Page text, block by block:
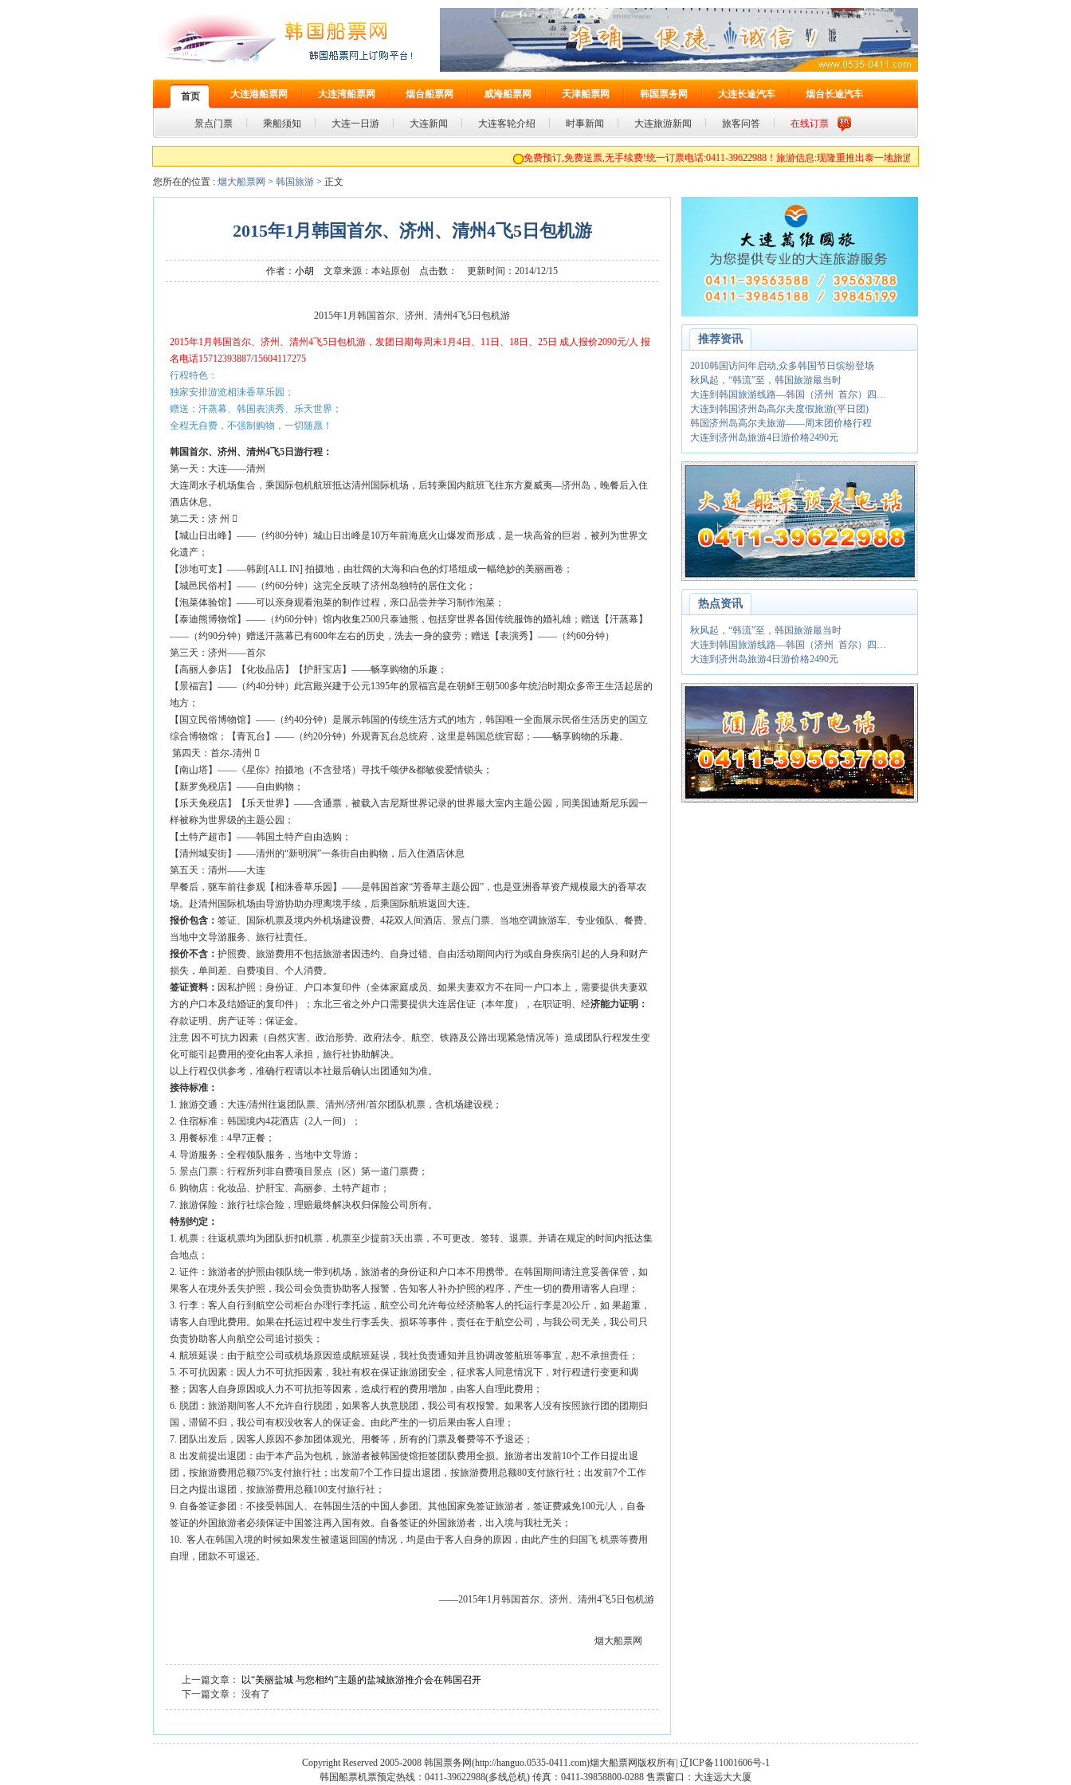
首页 大连港船票网 大连湾船票网 烟台船票网 威海船票网 天津船票网 韩国票务网 大连长途汽车 烟台长途汽车
景点门票 乘船须知 大连一日游 大连新闻 大连客轮介绍 时事新闻 大连旅游新闻 旅客问答 在线订票
免费预订,免费送票,无手续费!统一订票电话:0411-39622988！旅游信息:现隆重推出泰一地旅游包机特价,火爆预定中……报名热线
您所在的位置 : 烟大船票网 > 韩国旅游 > 正文
2015年1月韩国首尔、济州、清州4飞5日包机游
作者： 小胡 文章来源：本站原创 点击数： 更新时间：2014/12/15
2015年1月韩国首尔、济州、清州4飞5日包机游
2015年1月韩国首尔、济州、清州4飞5日包机游，发团日期每周末1月4日、11日、18日、25日 成人报价2090元/人 报
名电话15712393887/15604117275
行程特色：
独家安排游览相洙香草乐园；
赠送：汗蒸幕、韩国表演秀、乐天世界；
全程无自费，不强制购物，一切随愿！
韩国首尔、济州、清州4飞5日游行程：
第一天：大连——清州
大连周水子机场集合，乘国际包机航班抵达清州国际机场，后转乘国内航班飞往东方夏威夷—济州岛，晚餐后入住
酒店休息。
第二天：济 州 
【城山日出峰】——（约80分钟）城山日出峰是10万年前海底火山爆发而形成，是一块高耸的巨岩，被列为世界文
化遗产；
【涉地可支】——韩剧[ALL IN] 拍摄地，由壮阔的大海和白色的灯塔组成一幅绝妙的美丽画卷；
【城邑民俗村】——（约60分钟）这完全反映了济州岛独特的居住文化；
【泡菜体验馆】——可以亲身观看泡菜的制作过程，亲口品尝并学习制作泡菜；
【泰迪熊博物馆】——（约60分钟）馆内收集2500只泰迪熊，包括穿世界各国传统服饰的婚礼雄；赠送【汗蒸幕】
——（约90分钟）赠送汗蒸幕已有600年左右的历史，洗去一身的疲劳；赠送【表演秀】——（约60分钟）
第三天：济州——首尔
【高丽人参店】【化妆品店】【护肝宝店】——畅享购物的乐趣；
【景福宫】——（约40分钟）此宫殿兴建于公元1395年的景福宫是在朝鲜王朝500多年统治时期众多帝王生活起居的
地方；
【国立民俗博物馆】——（约40分钟）是展示韩国的传统生活方式的地方，韩国唯一全面展示民俗生活历史的国立
综合博物馆；【青瓦台】——（约20分钟）外观青瓦台总统府，这里是韩国总统官邸；——畅享购物的乐趣。
第四天：首尔-清州 
【南山塔】——《星你》拍摄地（不含登塔）寻找千颂伊&都敏俊爱情锁头；
【新罗免税店】——自由购物；
【乐天免税店】【乐天世界】——含通票，被载入吉尼斯世界记录的世界最大室内主题公园，同美国迪斯尼乐园一
样被称为世界级的主题公园；
【土特产超市】——韩国土特产自由选购；
【清州城安街】——清州的“新明洞”一条街自由购物，后入住酒店休息
第五天：清州——大连
早餐后，驱车前往参观【相洙香草乐园】——是韩国首家“芳香草主题公园”，也是亚洲香草资产规模最大的香草农
场。赴清州国际机场由导游协助办理离境手续，后乘国际航班返回大连。
报价包含： 签证、国际机票及境内外机场建设费、4花双人间酒店、景点门票、当地空调旅游车、专业领队、餐费、
当地中文导游服务、旅行社责任。
报价不含： 护照费、旅游费用不包括旅游者因违约、自身过错、自由活动期间内行为或自身疾病引起的人身和财产
损失，单间差、自费项目、个人消费。
签证资料： 因私护照；身份证、户口本复印件（全体家庭成员、如果夫妻双方不在同一户口本上，需要提供夫妻双
方的户口本及结婚证的复印件）；东北三省之外户口需要提供大连居住证（本年度），在职证明、经济能力证明：
存款证明、房产证等；保证金。
注意 因不可抗力因素（自然灾害、政治形势、政府法令、航空、铁路及公路出现紧急情况等）造成团队行程发生变
化可能引起费用的变化由客人承担，旅行社协助解决。
以上行程仅供参考，准确行程请以本社最后确认出团通知为准。
接待标准：
1. 旅游交通：大连/清州往返团队票、清州/济州/首尔团队机票，含机场建设税；
2. 住宿标准：韩国境内4花酒店（2人一间）；
3. 用餐标准：4早7正餐；
4. 导游服务：全程领队服务，当地中文导游；
5. 景点门票：行程所列非自费项目景点（区）第一道门票费；
6. 购物店：化妆品、护肝宝、高丽参、土特产超市；
7. 旅游保险：旅行社综合险，理赔最终解决权归保险公司所有。
特别约定：
1. 机票：往返机票均为团队折扣机票，机票至少提前3天出票，不可更改、签转、退票。并请在规定的时间内抵达集
合地点；
2. 证件：旅游者的护照由领队统一带到机场，旅游者的身份证和户口本不用携带。在韩国期间请注意妥善保管，如
果客人在境外丢失护照，我公司会负责协助客人报警，告知客人补办护照的程序，产生一切的费用请客人自理；
3. 行李：客人自行到航空公司柜台办理行李托运，航空公司允许每位经济舱客人的托运行李是20公斤，如 果超重，
请客人自理此费用。如果在托运过程中发生行李丢失、损坏等事件，责任在于航空公司，与我公司无关，我公司只
负责协助客人向航空公司追讨损失；
4. 航班延误：由于航空公司或机场原因造成航班延误，我社负责通知并且协调改签航班等事宜，恕不承担责任；
5. 不可抗因素：因人力不可抗拒因素，我社有权在保证旅游团安全，征求客人同意情况下，对行程进行变更和调
整；因客人自身原因或人力不可抗拒等因素，造成行程的费用增加，由客人自理此费用；
6. 脱团：旅游期间客人不允许自行脱团，如果客人执意脱团，我公司有权报警。如果客人没有按照旅行团的团期归
国，滞留不归，我公司有权没收客人的保证金。由此产生的一切后果由客人自理；
7. 团队出发后，因客人原因不参加团体观光、用餐等，所有的门票及餐费等不予退还；
8. 出发前提出退团：由于本产品为包机，旅游者被韩国使馆拒签团队费用全损。旅游者出发前10个工作日提出退
团，按旅游费用总额75%支付旅行社；出发前7个工作日提出退团，按旅游费用总额80支付旅行社；出发前7个工作
日之内提出退团，按旅游费用总额100支付旅行社；
9. 自备签证参团：不接受韩国人、在韩国生活的中国人参团。其他国家免签证旅游者，签证费减免100元/人，自备
签证的外国旅游者必须保证中国签注再入国有效。自备签证的外国旅游者，出入境与我社无关；
10. 客人在韩国入境的时候如果发生被遣返回国的情况，均是由于客人自身的原因，由此产生的归国飞 机票等费用
自理，团款不可退还。
——2015年1月韩国首尔、济州、清州4飞5日包机游
烟大船票网
上一篇文章：
以“美丽盐城 与您相约”主题的盐城旅游推介会在韩国召开
下一篇文章： 没有了
推荐资讯
2010韩国访问年启动,众多韩国节日缤纷登场
秋风起，“韩流”至，韩国旅游最当时
大连到韩国旅游线路—韩国（济州 首尔）四…
大连到韩国济州岛高尔夫度假旅游(平日团)
韩国济州岛高尔夫旅游——周末团价格行程
大连到济州岛旅游4日游价格2490元
热点资讯
秋风起，“韩流”至，韩国旅游最当时
大连到韩国旅游线路—韩国（济州 首尔）四…
大连到济州岛旅游4日游价格2490元
Copyright Reserved 2005-2008 韩国票务网(http://hanguo.0535-0411.com)烟大船票网版权所有| 辽ICP备11001606号-1
韩国船票机票预定热线：0411-39622988(多线总机) 传真：0411-39858800-0288 售票窗口：大连远大大厦